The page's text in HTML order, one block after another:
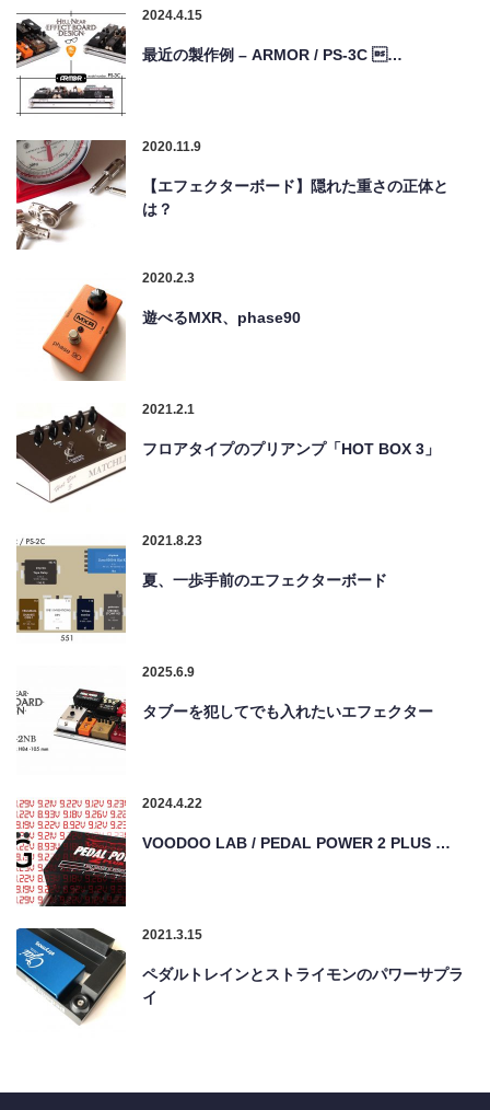
2024.4.15
最近の製作例 – ARMOR / PS-3C …
2020.11.9
【エフェクターボード】隠れた重さの正体と
は？
2020.2.3
遊べるMXR、phase90
2021.2.1
フロアタイプのプリアンプ「HOT BOX 3」
2021.8.23
夏、一歩手前のエフェクターボード
2025.6.9
タブーを犯してでも入れたいエフェクター
2024.4.22
VOODOO LAB / PEDAL POWER 2 PLUS …
2021.3.15
ペダルトレインとストライモンのパワーサプラ
イ